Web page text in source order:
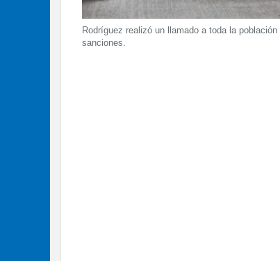
Rodríguez realizó un llamado a toda la
sanciones.